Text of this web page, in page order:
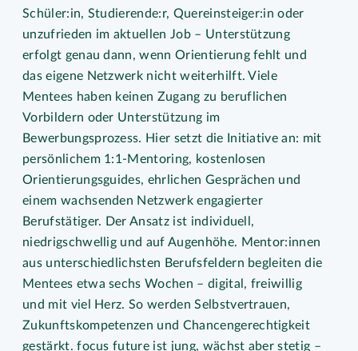
Schüler:in, Studierende:r, Quereinsteiger:in oder
unzufrieden im aktuellen Job – Unterstützung
erfolgt genau dann, wenn Orientierung fehlt und
das eigene Netzwerk nicht weiterhilft. Viele
Mentees haben keinen Zugang zu beruflichen
Vorbildern oder Unterstützung im
Bewerbungsprozess. Hier setzt die Initiative an: mit
persönlichem 1:1-Mentoring, kostenlosen
Orientierungsguides, ehrlichen Gesprächen und
einem wachsenden Netzwerk engagierter
Berufstätiger. Der Ansatz ist individuell,
niedrigschwellig und auf Augenhöhe. Mentor:innen
aus unterschiedlichsten Berufsfeldern begleiten die
Mentees etwa sechs Wochen – digital, freiwillig
und mit viel Herz. So werden Selbstvertrauen,
Zukunftskompetenzen und Chancengerechtigkeit
gestärkt. focus future ist jung, wächst aber stetig –